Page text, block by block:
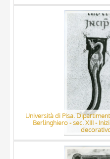
Università di Pisa.
Berlinghiero - sec. XIII -